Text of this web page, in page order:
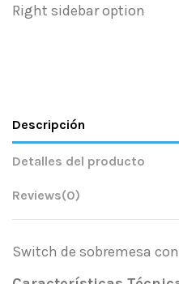
Right sidebar option
Descripción
Detalles del producto
Reviews(0)
Switch de sobremesa